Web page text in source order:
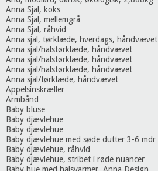
Anna Sjal, koks
Anna Sjal, mellemgrå
Anna Sjal, råhvid
Anna sjal, tørklæde, hverdags, håndvævet
Anna sjal/halstørklæde, håndvævet
Anna sjal/halstørklæde, håndvævet
Anna sjal/halstørklæde, håndvævet
Anna sjal/tørklæde, håndvævet
Appelsinskræller
Armbånd
Baby bluse
Baby djævlehue
Baby djævlehue
Baby djævlehue med søde dutter 3-6 mdr
Baby djævlehue, råhvid
Baby djævlehue, stribet i røde nuancer